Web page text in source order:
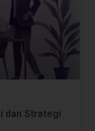
dan Strategi